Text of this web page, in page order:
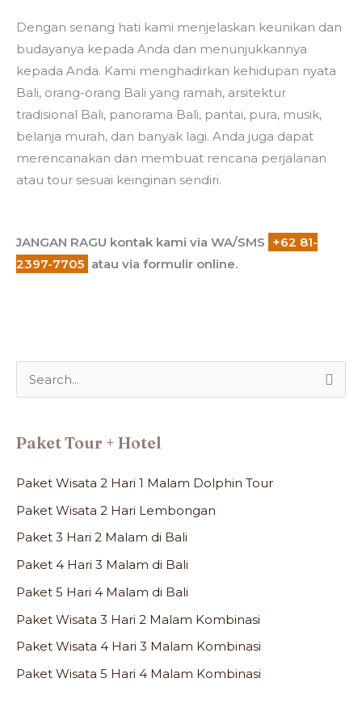
Dengan senang hati kami menjelaskan keunikan dan
budayanya kepada Anda dan menunjukkannya
kepada Anda. Kami menghadirkan kehidupan nyata
Bali, orang-orang Bali yang ramah, arsitektur
tradisional Bali, panorama Bali, pantai, pura, musik,
belanja murah, dan banyak lagi. Anda juga dapat
merencanakan dan membuat rencana perjalanan
atau tour sesuai keinginan sendiri.
JANGAN RAGU kontak kami via WA/SMS +62 81-
2397-7705 atau via formulir online.
c
h
:
Paket Tour + Hotel
Paket Wisata 2 Hari 1 Malam Dolphin Tour
Paket Wisata 2 Hari Lembongan
Paket 3 Hari 2 Malam di Bali
Paket 4 Hari 3 Malam di Bali
Paket 5 Hari 4 Malam di Bali
Paket Wisata 3 Hari 2 Malam Kombinasi
Paket Wisata 4 Hari 3 Malam Kombinasi
Paket Wisata 5 Hari 4 Malam Kombinasi